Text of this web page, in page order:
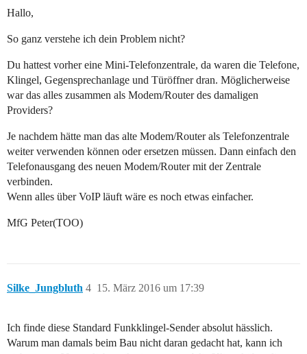
Hallo,
So ganz verstehe ich dein Problem nicht?
Du hattest vorher eine Mini-Telefonzentrale, da waren die Telefone,
Klingel, Gegensprechanlage und Türöffner dran. Möglicherweise
war das alles zusammen als Modem/Router des damaligen
Providers?
Je nachdem hätte man das alte Modem/Router als Telefonzentrale
weiter verwenden können oder ersetzen müssen. Dann einfach den
Telefonausgang des neuen Modem/Router mit der Zentrale
verbinden.
Wenn alles über VoIP läuft wäre es noch etwas einfacher.
MfG Peter(TOO)
Silke_Jungbluth 15. März 2016 um 17:39
4
Ich finde diese Standard Funkklingel-Sender absolut hässlich.
Warum man damals beim Bau nicht daran gedacht hat, kann ich